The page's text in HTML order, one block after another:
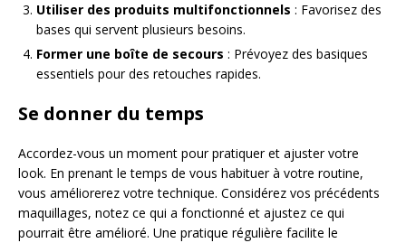
Utiliser des produits multifonctionnels : Favorisez des
bases qui servent plusieurs besoins.
Former une boîte de secours : Prévoyez des basiques
essentiels pour des retouches rapides.
Se donner du temps
Accordez-vous un moment pour pratiquer et ajuster votre
look. En prenant le temps de vous habituer à votre routine,
vous améliorerez votre technique. Considérez vos précédents
maquillages, notez ce qui a fonctionné et ajustez ce qui
pourrait être amélioré. Une pratique régulière facilite le